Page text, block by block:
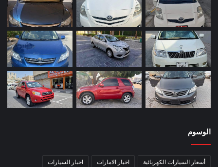
الوسوم
أسعار السيارات الكهربائية اخبار الامارات اخبار السيارات